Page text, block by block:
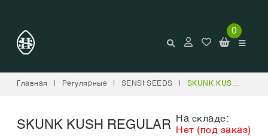
0
Главная Регулярные SENSI SEEDS SKUNK KUSH REGULAR
SKUNK KUSH REGULAR
На складе:
Нет (под заказ)